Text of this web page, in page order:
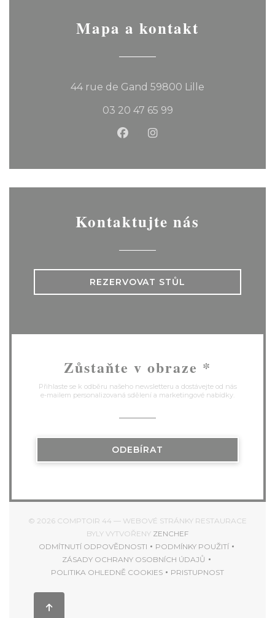
Mapa a kontakt
44 rue de Gand 59800 Lille
03 20 47 65 99
Facebook ((otevře se v
Instagram ((otevře se
Kontaktujte nás
REZERVOVAT STŮL
Zůstaňte v obraze *
Přihlaste se k odběru našeho newsletteru a dostávejte od nás
e-mailem personalizovaná sdělení a marketingové nabídky.
ODEBÍRAT
© 2026 COMPTOIR 44 — WEBOVÉ STRÁNKY RESTAURACE
BYLY VYTVOŘENY ZENCHEF((OTEVŘE SE V NOVÉM
ODMÍTNUTÍ ODPOVĚDNOSTI
((OTEVŘE SE V NOVÉM OKNĚ))
PODMÍNKY POUŽITÍ
((OTEVŘE SE V
ZÁSADY OCHRANY OSOBNÍCH ÚDAJŮ
((OTEVŘE SE V NOVÉM OKNĚ))
POLITIKA OHLEDNĚ COOKIES
((OTEVŘE SE V NOVÉM OKNĚ))
PRISTUPNOST
((OTEVŘE SE V